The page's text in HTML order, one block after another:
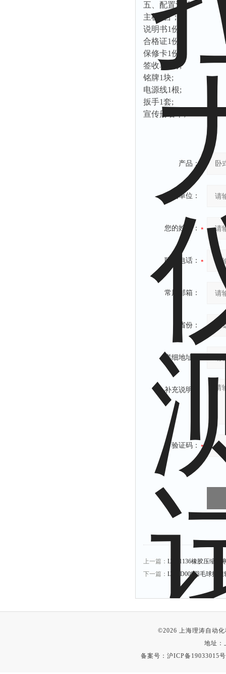
五、配置清单
主机
1台；
说明书1份;
合格证1份;
保修卡1份;
签收单
1份;
铭牌1块;
电源线1根;
扳手1套;
宣传册若干
产品：
您的单位：
您的姓名：
联系电话：
常用邮箱：
省份：
详细地址：
补充说明：
验证码：
上一篇： LT-F1136橡胶压缩耐
下一篇： LT-YD008羽毛球拍
©2026 上海理涛自动
地址：
备案号： 沪ICP备19033015